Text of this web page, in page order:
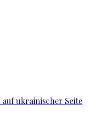
ukrainischer Seite